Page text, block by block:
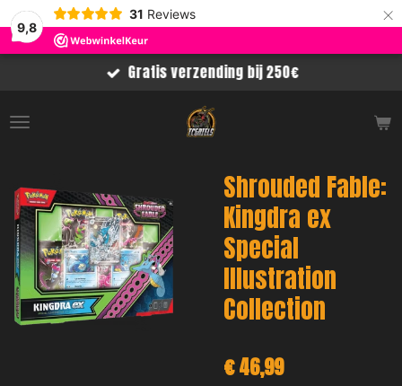
9,8
31 Reviews ×
Gratis verzending bij 250€
Shrouded Fable:
Kingdra ex
Special
Illustration
Collection
€ 46,99